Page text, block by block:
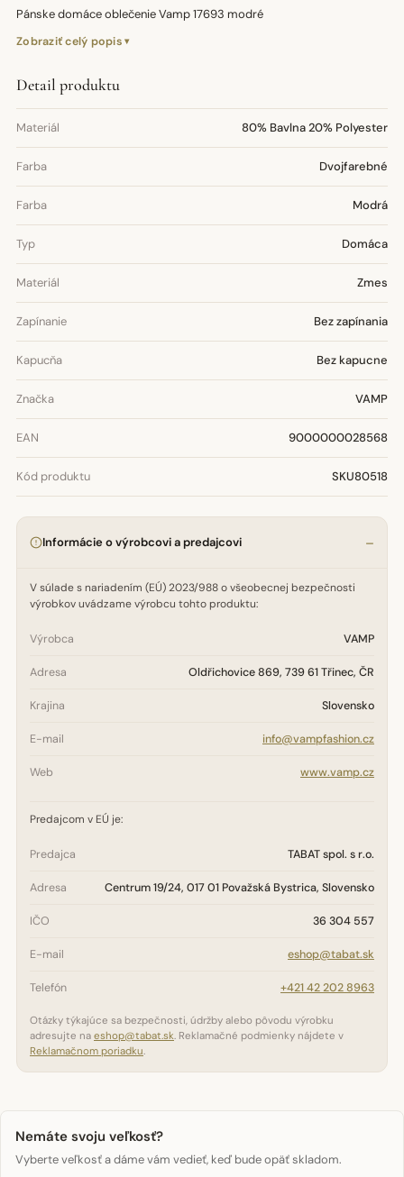
Pánske domáce oblečenie Vamp 17693 modré
Zobraziť celý popis
Detail produktu
Materiál 80% Bavlna 20% Polyester
Farba Dvojfarebné
Farba Modrá
Typ Domáca
Materiál Zmes
Zapínanie Bez zapínania
Kapucňa Bez kapucne
Značka VAMP
EAN 9000000028568
Kód produktu SKU80518
Informácie o výrobcovi a predajcovi
V súlade s nariadením (EÚ) 2023/988 o všeobecnej bezpečnosti
výrobkov uvádzame výrobcu tohto produktu:
Výrobca VAMP
Adresa Oldřichovice 869, 739 61 Třinec, ČR
Krajina Slovensko
E-mail info@vampfashion.cz
Web www.vamp.cz
Predajcom v EÚ je:
Predajca TABAT spol. s r.o.
Adresa Centrum 19/24, 017 01 Považská Bystrica, Slovensko
IČO 36 304 557
E-mail eshop@tabat.sk
Telefón +421 42 202 8963
Otázky týkajúce sa bezpečnosti, údržby alebo pôvodu výrobku
adresujte na eshop@tabat.sk. Reklamačné podmienky nájdete v
Reklamačnom poriadku.
Nemáte svoju veľkosť?
Vyberte veľkosť a dáme vám vedieť, keď bude opäť skladom.